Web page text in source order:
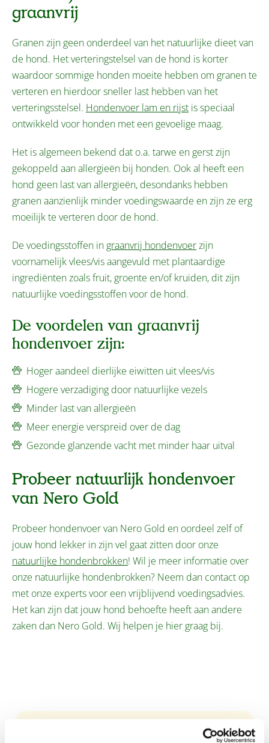
graanvrij
Granen zijn geen onderdeel van het natuurlijke dieet van
de hond. Het verteringstelsel van de hond is korter
waardoor sommige honden moeite hebben om granen te
verteren en hierdoor sneller last hebben van het
verteringsstelsel. Hondenvoer lam en rijst is speciaal
ontwikkeld voor honden met een gevoelige maag.
Het is algemeen bekend dat o.a. tarwe en gerst zijn
gekoppeld aan allergieën bij honden. Ook al heeft een
hond geen last van allergieën, desondanks hebben
granen aanzienlijk minder voedingswaarde en zijn ze erg
moeilijk te verteren door de hond.
De voedingsstoffen in graanvrij hondenvoerzijn
voornamelijk vlees/vis aangevuld met plantaardige
ingrediënten zoals fruit, groente en/of kruiden, dit zijn
natuurlijke voedingsstoffen voor de hond.
De voordelen van graanvrij
hondenvoer zijn:
Hoger aandeel dierlijke eiwitten uit vlees/vis
Hogere verzadiging door natuurlijke vezels
Minder last van allergieën
Meer energie verspreid over de dag
Gezonde glanzende vacht met minder haar uitval
Probeer natuurlijk hondenvoer
van Nero Gold
Probeer hondenvoer van Nero Gold en oordeel zelf of
jouw hond lekker in zijn vel gaat zitten door onze
natuurlijke hondenbrokken! Wil je meer informatie over
onze natuurlijke hondenbrokken? Neem dan contact op
met onze experts voor een vrijblijvend voedingsadvies.
Het kan zijn dat jouw hond behoefte heeft aan andere
zaken dan Nero Gold. Wij helpen je hier graag bij.
Productgalerij overslaan
Puppy